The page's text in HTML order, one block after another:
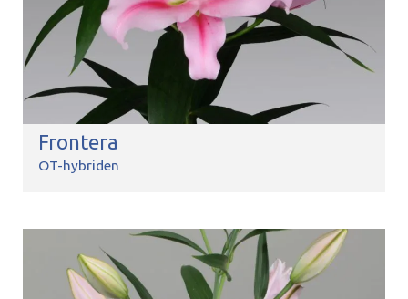
Frontera
OT-hybriden